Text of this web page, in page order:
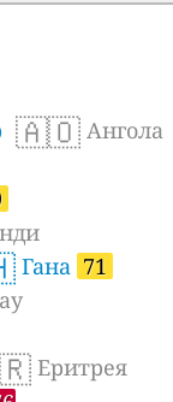
🇦🇴 Ангола
Гана 71
Еритрея